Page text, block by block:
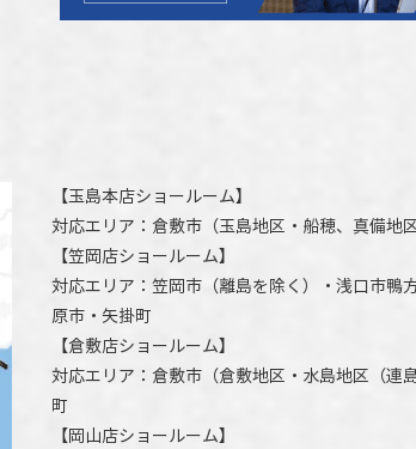
【玉島本店ショールーム】
対応エリア： 倉敷市 （玉島地区・船穂、真備地
【笠岡店ショールーム】
対応エリア： 笠岡市（離島を除く） ・ 浅口市鴨
原市 ・矢掛町
【倉敷店ショールーム】
対応エリア： 倉敷市 （倉敷地区・水島地区（
町
【岡山店ショールーム】